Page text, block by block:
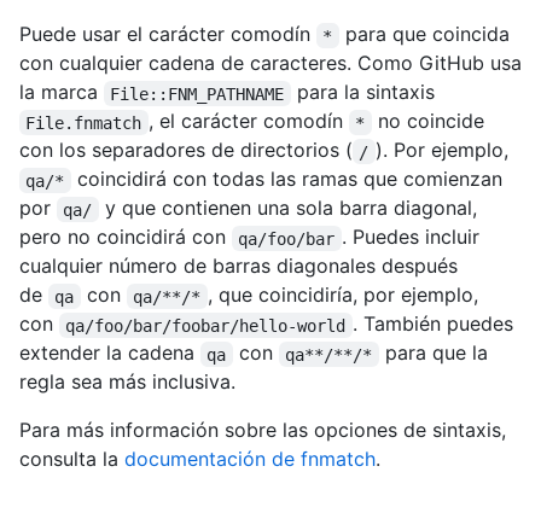
Puede usar el carácter comodín
*
para que coincida
con cualquier cadena de caracteres. Como GitHub usa
la marca
File::FNM_PATHNAME para la sintaxis
File.fnmatch , el carácter comodín *
no coincide
con los separadores de directorios ( / ). Por ejemplo,
qa/*
coincidirá con todas las ramas que comienzan
por
qa/
y que contienen una sola barra diagonal,
pero no coincidirá con
qa/foo/bar . Puedes incluir
cualquier número de barras diagonales después
de
qa con qa/**/* , que coincidiría, por ejemplo,
con
qa/foo/bar/foobar/hello-world . También puedes
extender la cadena
qa con qa**/**/*
para que la
regla sea más inclusiva.
Para más información sobre las opciones de sintaxis,
consulta la documentación de fnmatch.